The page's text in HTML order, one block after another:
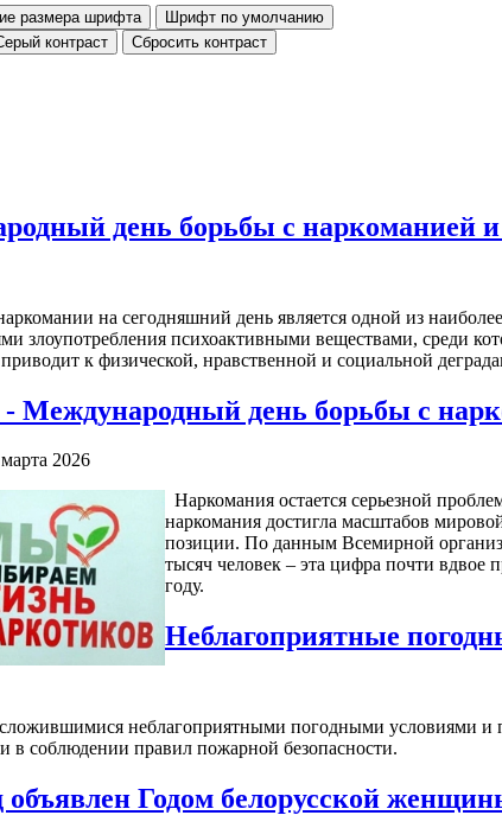
размера шрифта
Шрифт по умолчанию
контраст
Сбросить контраст
день борьбы с наркоманией
на сегодняшний день является одной из
злоупотребления психоактивными веществами, среди
к физической, нравственной и социальной
- Международный день борьбы с
2026
Наркомания остается серьезной
наркомания достигла масштабов
позиции. По данным Всемирной
тысяч человек – эта цифра почти
году.
Неблагоприятные
неблагоприятными погодными условиями и
в соблюдении правил пожарной безопасности.
объявлен Годом белорусской